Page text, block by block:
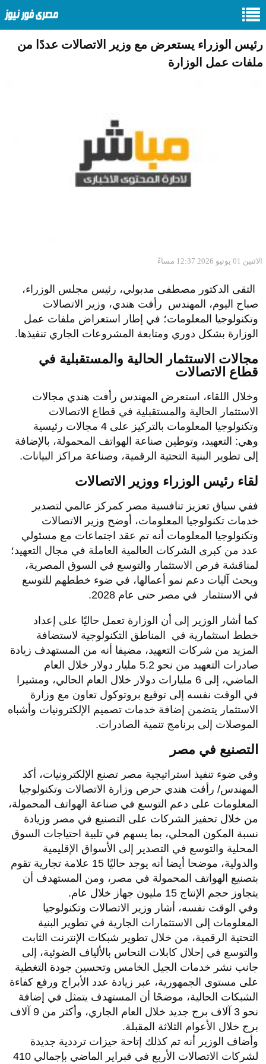
رئيس الوزراء يستعرض مع وزير الاتصالات عددًا من
ملفات عمل الوزارة
الاثنين 01 يونيو 2026 12:37 مساءً
التقى الدكتور مصطفى مدبولي، رئيس مجلس الوزراء،
صباح اليوم، المهندس رأفت هندي، وزير الاتصالات
وتكنولوجيا المعلومات؛ في إطار استعراض ملفات عمل
الوزارة بشكل دوري ومتابعة المشروعات الجاري تنفيذها.
مجالات الاستثمار الحالية والمستقبلية في
قطاع الاتصالات
وخلال اللقاء، استعرض المهندس رأفت هندي مجالات
الاستثمار الحالية والمستقبلية في قطاع الاتصالات
وتكنولوجيا المعلومات بالتركيز على 4 مجالات رئيسية
وهي: التعهيد، وتوطين صناعة الهواتف المحمولة، بالإضافة
إلى تطوير البنية التحتية الرقمية، وصناعة مراكز البيانات.
لقاء رئيس الوزراء ووزير الاتصالات
ففي سياق تعزيز تنافسية مصر كمركز عالمي لتصدير
خدمات تكنولوجيا المعلومات، أوضح وزير الاتصالات
وتكنولوجيا المعلومات أنه تم عقد اجتماعات مع مسئولي
عدد من كبرى الشركات العالمية العاملة في مجال التعهيد؛
لمناقشة فرص الاستثمار والتوسع في السوق المصرية،
وبحث آليات دعم نمو أعمالها، في ضوء خططهم للتوسع
في الاستثمار في مصر حتى عام 2028.
كما أشار الوزير إلى أن الوزارة تعمل حاليًا على إعداد
خطط استثمارية في المناطق التكنولوجية لاستضافة
المزيد من شركات التعهيد، مضيفا أنه من المستهدف زيادة
صادرات التعهيد من نحو 5.2 مليار دولار خلال العام
الماضي، إلى 6 مليارات دولار خلال العام الحالي، ومشيرا
في الوقت نفسه إلى توقيع بروتوكول تعاون مع وزارة
الاستثمار يتضمن إضافة خدمات تصميم الإلكترونيات وأشباه
الموصلات إلى برنامج تنمية الصادرات.
التصنيع في مصر
وفي ضوء تنفيذ استراتيجية مصر تصنع الإلكترونيات، أكد
المهندس/ رأفت هندي حرص وزارة الاتصالات وتكنولوجيا
المعلومات على دعم التوسع في صناعة الهواتف المحمولة،
من خلال تحفيز الشركات على التصنيع في مصر وزيادة
نسبة المكون المحلي، بما يسهم في تلبية احتياجات السوق
المحلية والتوسع في التصدير إلى الأسواق الإقليمية
والدولية، موضحا أيضا أنه يوجد حاليًا 15 علامة تجارية تقوم
بتصنيع الهواتف المحمولة في مصر، ومن المستهدف أن
يتجاوز حجم الإنتاج 15 مليون جهاز خلال عام.
وفي الوقت نفسه، أشار وزير الاتصالات وتكنولوجيا
المعلومات إلى الاستثمارات الجارية في تطوير البنية
التحتية الرقمية، من خلال تطوير شبكات الإنترنت الثابت
والتوسع في إحلال كابلات النحاس بالألياف الضوئية، إلى
جانب نشر خدمات الجيل الخامس وتحسين جودة التغطية
على مستوى الجمهورية، عبر زيادة عدد الأبراج ورفع كفاءة
الشبكات الحالية، موضحًا أن المستهدف يتمثل في إضافة
نحو 3 آلاف برج جديد خلال العام الجاري، وأكثر من 9 آلاف
برج خلال الأعوام الثلاثة المقبلة.
وأضاف الوزير أنه تم كذلك إتاحة حيزات ترددية جديدة
لشركات الاتصالات الأربع في فبراير الماضي بإجمالي 410